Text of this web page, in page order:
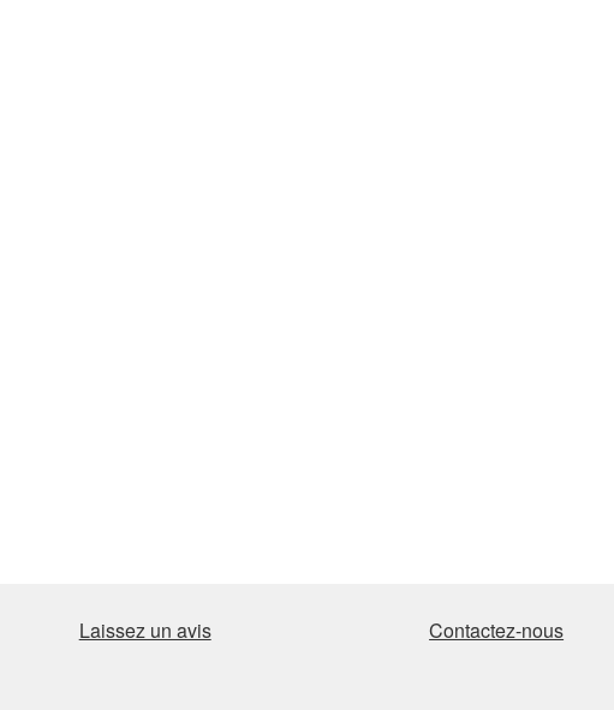
Laissez un avis Contactez-nous